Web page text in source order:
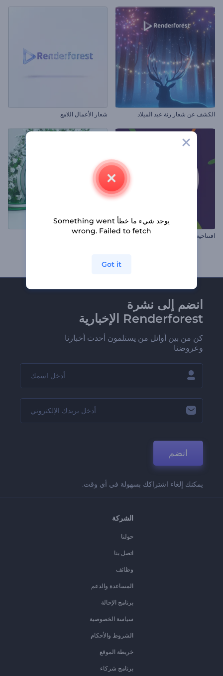
الكشف عن شعار رنة عيد الميلاد شعار الأعمال اللامع
افتتاحية العروض البصرية الحيوية افتتاحية تصميم الزهور
انضم إلى نشرة
Renderforest الإخبارية
كن من بين أوائل من يستلمون أحدث أخبارنا
وعروضنا
انضم
يمكنك إلغاء اشتراكك بسهولة في أي وقت.
الشركة
حولنا
اتصل بنا
وظائف
المساعدة والدعم
برنامج الإحالة
سياسة الخصوصية
الشروط والأحكام
خريطة الموقع
برنامج شركاء
يوجد شيء ما خطأ Something went
wrong. Failed to fetch
Got it